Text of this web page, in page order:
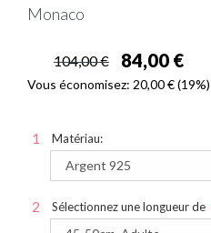
Monaco
104,00 € 84,00 €
Vous économisez: 20,00 €(19%)
Matériau:
Sélectionnez une longueur de